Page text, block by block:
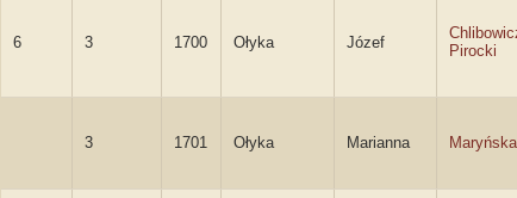
6 3 1700 Ołyka Józef
Pirocki
3 1701 Ołyka Marianna Maryńska